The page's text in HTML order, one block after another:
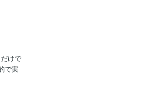
けで
で実